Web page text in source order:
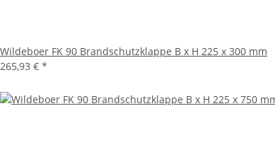
Wildeboer FK 90 Brandschutzklappe B x H 225 x 300 mm
265,93 € *